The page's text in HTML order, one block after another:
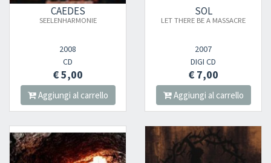
CAEDES
SEELENHARMONIE
2008
CD
€ 5,00
Aggiungi al carrello
SOL
LET THERE BE A MASSACRE
2007
DIGI CD
€ 7,00
Aggiungi al carrello